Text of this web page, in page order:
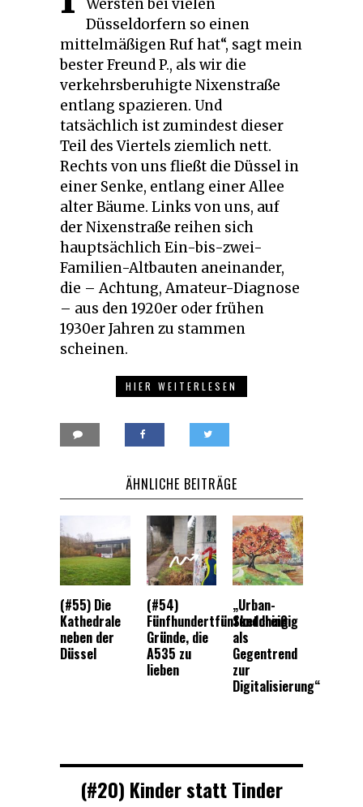
Wersten bei vielen
Düsseldorfern so einen
mittelmäßigen Ruf hat“, sagt mein
bester Freund P., als wir die
verkehrsberuhigte Nixenstraße
entlang spazieren. Und
tatsächlich ist zumindest dieser
Teil des Viertels ziemlich nett.
Rechts von uns fließt die Düssel in
einer Senke, entlang einer Allee
alter Bäume. Links von uns, auf
der Nixenstraße reihen sich
hauptsächlich Ein-bis-zwei-
Familien-Altbauten aneinander,
die – Achtung, Amateur-Diagnose
– aus den 1920er oder frühen
1930er Jahren zu stammen
scheinen.
HIER WEITERLESEN
ÄHNLICHE BEITRÄGE
(#55) Die
Kathedrale
neben der
Düssel
(#54)
Fünfhundertfünfunddreißig
Gründe, die
A535 zu
lieben
„Urban-
Sketching
als
Gegentrend
zur
Digitalisierung“
(#20) Kinder statt Tinder